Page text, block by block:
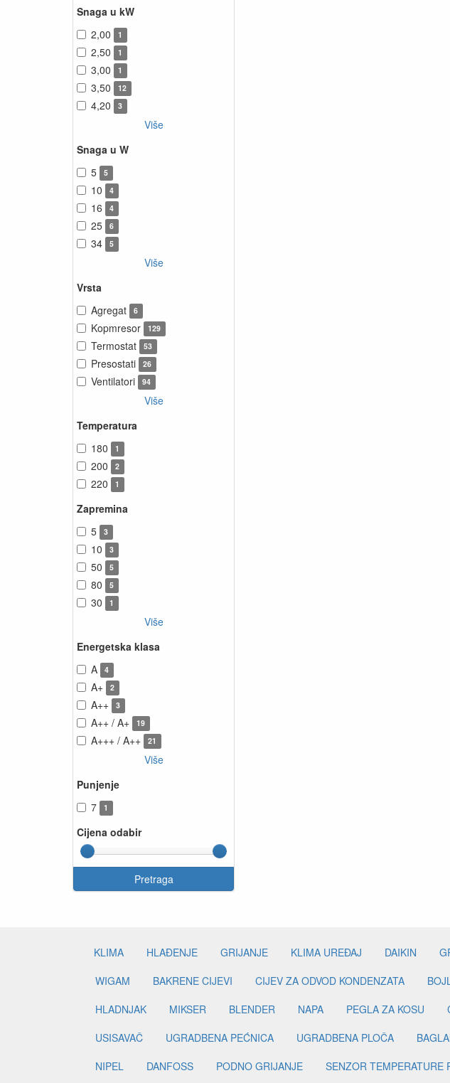
Snaga u kW
2,00
1
2,50 1
3,00 1
3,50 12
4,20 3
Više
Snaga u W
5
5
10 4
16 4
25 6
34 5
Više
Vrsta
Agregat
6
Kopmresor 129
Termostat 53
Presostati 26
Ventilatori 94
Više
Temperatura
180
1
200 2
220 1
Zapremina
5
3
10 3
50 5
80 5
30 1
Više
Energetska klasa
A
4
A+ 2
A++ 3
A++ / A+ 19
A+++ / A++ 21
Više
Punjenje
7
1
Cijena odabir
Pretraga
KLIMA HLAĐENJE GRIJANJE KLIMA UREĐAJ DAIKIN
WIGAM
BAKRENE CIJEVI CIJEV ZA ODVOD KONDENZATA
HLADNJAK
MIKSER BLENDER NAPA PEGLA ZA KOSU
USISAVAČ
UGRADBENA PEĆNICA UGRADBENA PLOČA
NIPEL
DANFOSS PODNO GRIJANJE SENZOR TEMPERATURE